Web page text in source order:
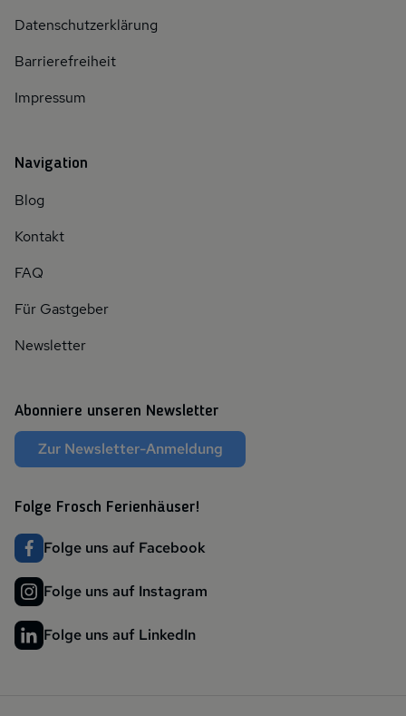
Datenschutzerklärung
Barrierefreiheit
Impressum
Navigation
Blog
Kontakt
FAQ
Für Gastgeber
Newsletter
Abonniere unseren Newsletter
Zur Newsletter-Anmeldung
Folge Frosch Ferienhäuser!
Folge uns auf Facebook
Folge uns auf Instagram
Folge uns auf LinkedIn